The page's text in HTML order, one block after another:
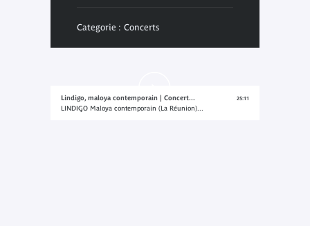
Categorie : Concerts
Lindigo, maloya contemporain | Concert...
LINDIGO Maloya contemporain (La Réunion)...
25:11